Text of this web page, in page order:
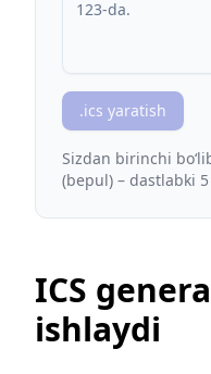
.ics yaratish
Sizdan birinchi
(bepul) – dastlabki
ICS
ishlaydi